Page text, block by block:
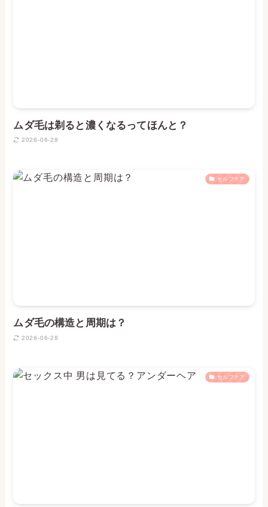
ムダ毛は剃ると濃くなるってほんと？
2026-06-28
セルフケア
ムダ毛の構造と周期は？
2026-06-28
セルフケア